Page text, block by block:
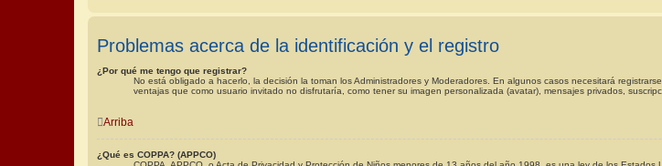
Problemas acerca de la identificación y el registro
¿Por qué me tengo que registrar?
No está obligado a hacerlo, la decisión la toman los Administradores y Moderadores. En algunos casos necesitará
ventajas que como usuario invitado no disfrutaría, como tener su imagen personalizada (avatar), mensajes privados,
Arriba
¿Qué es COPPA? (APPCO)